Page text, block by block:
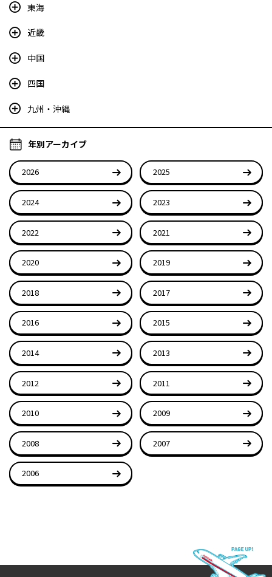
東海
近畿
中国
四国
九州・沖縄
年別アーカイブ
2026 2025
2024 2023
2022 2021
2020 2019
2018 2017
2016 2015
2014 2013
2012 2011
2010 2009
2008 2007
2006